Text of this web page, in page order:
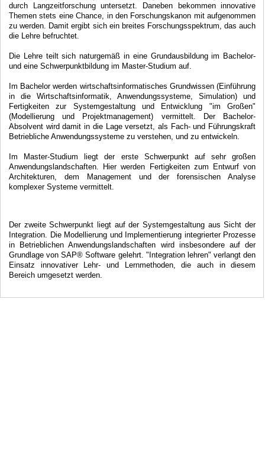
durch Langzeitforschung untersetzt. Daneben bekommen innovative
Themen stets eine Chance, in den Forschungskanon mit aufgenommen
zu werden. Damit ergibt sich ein breites Forschungsspektrum, das auch
die Lehre befruchtet.
Die Lehre teilt sich naturgemäß in eine Grundausbildung im Bachelor-
und eine Schwerpunktbildung im Master-Studium auf.
Im Bachelor werden wirtschaftsinformatisches Grundwissen (Einführung
in die Wirtschaftsinformatik, Anwendungssysteme, Simulation) und
Fertigkeiten zur Systemgestaltung und Entwicklung "im Großen"
(Modellierung und Projektmanagement) vermittelt. Der Bachelor-
Absolvent wird damit in die Lage versetzt, als Fach- und Führungskraft
Betriebliche Anwendungssysteme zu verstehen, und zu entwickeln.
Im Master-Studium liegt der erste Schwerpunkt auf sehr großen
Anwendungslandschaften. Hier werden Fertigkeiten zum Entwurf von
Architekturen, dem Management und der forensischen Analyse
komplexer Systeme vermittelt.
Der zweite Schwerpunkt liegt auf der Systemgestaltung aus Sicht der
Integration. Die Modellierung und Implementierung integrierter Prozesse
in Betrieblichen Anwendungslandschaften wird insbesondere auf der
Grundlage von SAP® Software gelehrt. "Integration lehren" verlangt den
Einsatz innovativer Lehr- und Lernmethoden, die auch in diesem
Bereich umgesetzt werden.